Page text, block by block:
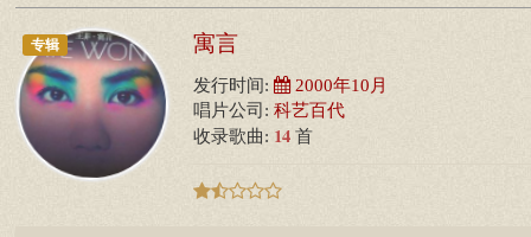
专辑 寓言
发行时间: 2000年10月
唱片公司: 科艺百代
收录歌曲: 14 首